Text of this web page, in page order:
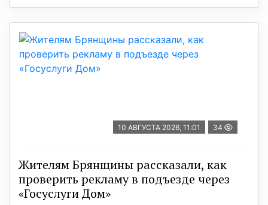
10 АВГУСТА 2026, 11:01 34
Жителям Брянщины рассказали, как
проверить рекламу в подъезде через
«Госуслуги Дом»